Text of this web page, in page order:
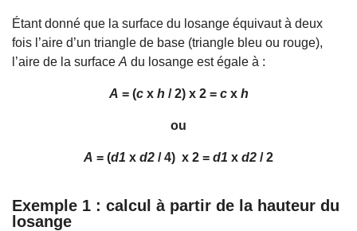
Étant donné que la surface du losange équivaut à deux
fois l’aire d’un triangle de base (triangle bleu ou rouge),
l’aire de la surface A du losange est égale à :
A = (cx h / 2) x 2 = cx h
ou
A = (d1 x d2 / 4) x 2 = d1 x d2 / 2
Exemple 1 : calcul à partir de la hauteur du
losange